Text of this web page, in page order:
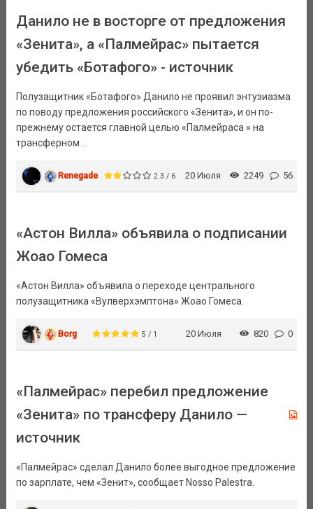
Данило не в восторге от предложения
«Зенита», а «Палмейрас» пытается
убедить «Ботафого» - источник
Полузащитник «Ботафого» Данило не проявил энтузиазма
по поводу предложения российского «Зенита», и он по-
прежнему остается главной целью «Палмейраса » на
трансферном ...
Renegade 2.3 / 6 20 Июля 2249 56
«Астон Вилла» объявила о подписании
Жоао Гомеса
«Астон Вилла» объявила о переходе центрального
полузащитника «Вулверхэмптона» Жоао Гомеса.
Borg 5 / 1 20 Июля 820 0
«Палмейрас» перебил предложение
«Зенита» по трансферу Данило —
источник
«Палмейрас» сделал Данило более выгодное предложение
по зарплате, чем «Зенит», сообщает Nosso Palestra.